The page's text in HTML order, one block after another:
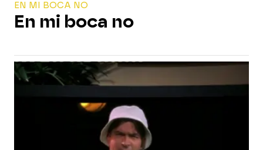
EN MI BOCA NO
En mi boca no